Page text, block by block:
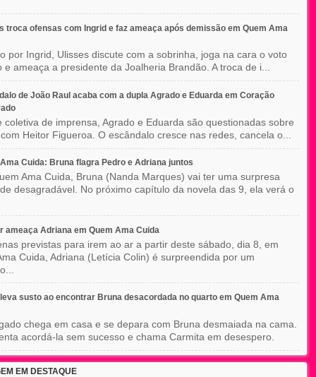
troca ofensas com Ingrid e faz ameaça após demissão em Quem Ama
por Ingrid, Ulisses discute com a sobrinha, joga na cara o voto
e ameaça a presidente da Joalheria Brandão. A troca de i...
de João Raul acaba com a dupla Agrado e Eduarda em Coração
coletiva de imprensa, Agrado e Eduarda são questionadas sobre
Heitor Figueroa. O escândalo cresce nas redes, cancela o...
Cuida: Bruna flagra Pedro e Adriana juntos
Ama Cuida, Bruna (Nanda Marques) vai ter uma surpresa
desagradável. No próximo capítulo da novela das 9, ela verá o
ameaça Adriana em Quem Ama Cuida
previstas para irem ao ar a partir deste sábado, dia 8, em
Cuida, Adriana (Letícia Colin) é surpreendida por um
susto ao encontrar Bruna desacordada no quarto em Quem Ama
chega em casa e se depara com Bruna desmaiada na cama.
acordá-la sem sucesso e chama Carmita em desespero.
EM DESTAQUE